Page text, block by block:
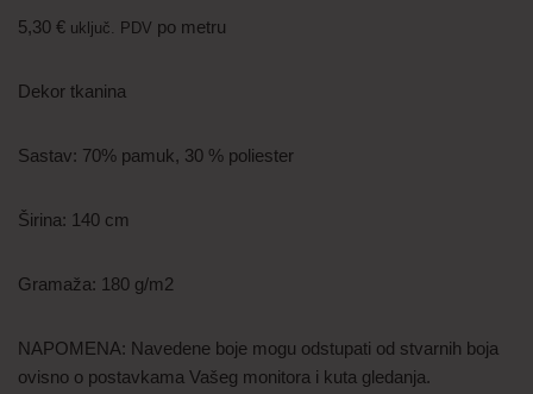
5,30 € uključ. PDV po metru
Dekor tkanina
Sastav: 70% pamuk, 30 % poliester
Širina: 140 cm
Gramaža: 180 g/m2
NAPOMENA: Navedene boje mogu odstupati od stvarnih boja
ovisno o postavkama Vašeg monitora i kuta gledanja.